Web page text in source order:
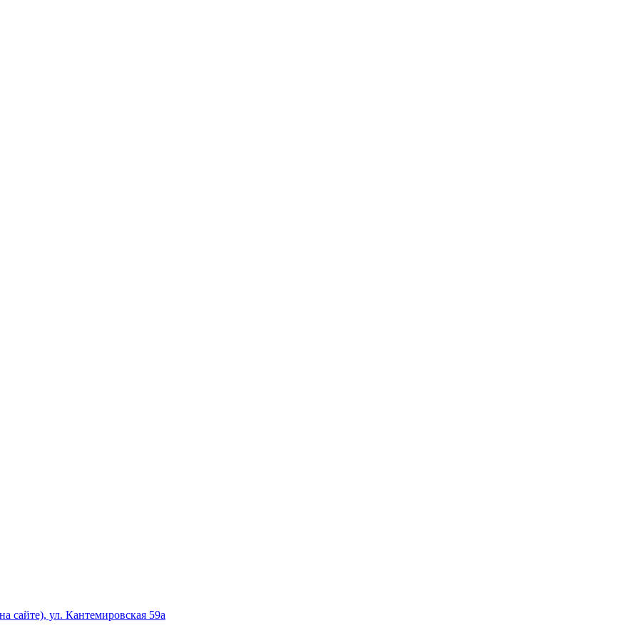
сайте), ул. Кантемировская 59а